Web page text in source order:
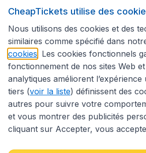
Suivez CheapTickets.be
Déclaration d’accessibilité
CheapTickets utilise des
Nous utilisons des cookies et des
similaires comme spécifié dans
cookies . Les cookies fonctionnels
fonctionnement de nos sites Web
analytiques améliorent l’expérience
tiers (voir la liste) définissent des
autres pour suivre votre
et vous montrer des publicités
cliquant sur Accepter, vous